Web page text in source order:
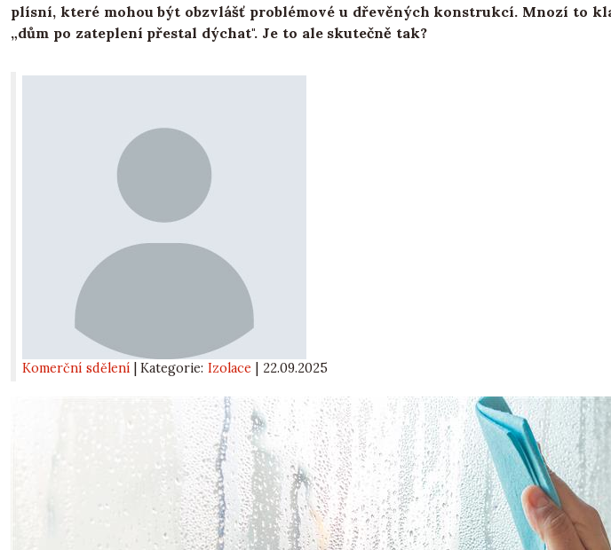
plísní, které mohou být obzvlášť problémové u dřevěných konstrukcí. Mnozí to
„dům po zateplení přestal dýchat". Je to ale skutečně tak?
Komerční sdělení | Kategorie:Izolace 22.09.2025